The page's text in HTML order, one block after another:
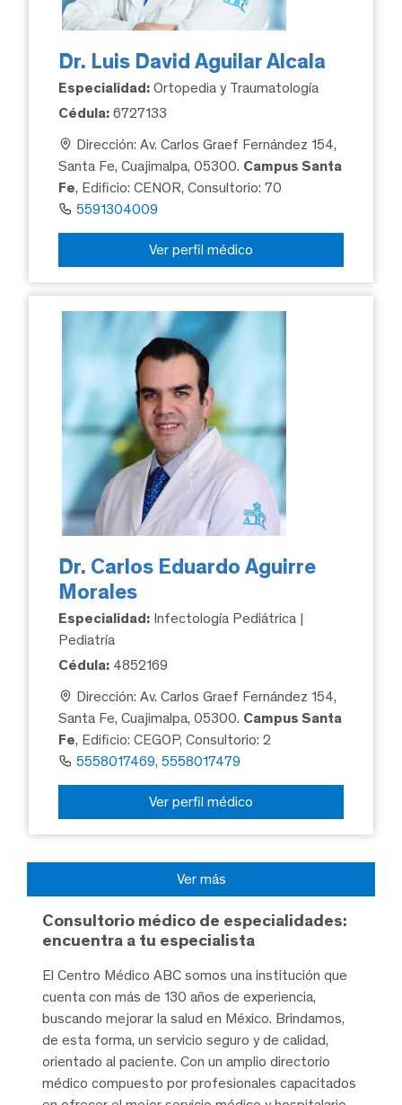
Dr. Luis David Aguilar Alcala
Especialidad: Ortopedia y Traumatología
Cédula: 6727133
Dirección: Av. Carlos Graef Fernández 154,
Santa Fe, Cuajimalpa, 05300. Campus Santa
Fe, Edificio: CENOR, Consultorio: 70
5591304009
Ver perfil médico
Dr. Carlos Eduardo Aguirre
Morales
Especialidad: Infectología Pediátrica |
Pediatría
Cédula: 4852169
Dirección: Av. Carlos Graef Fernández 154,
Santa Fe, Cuajimalpa, 05300. Campus Santa
Fe, Edificio: CEGOP, Consultorio: 2
5558017469, 5558017479
Ver perfil médico
Ver más
Consultorio médico de especialidades:
encuentra a tu especialista
El Centro Médico ABC somos una institución que
cuenta con más de 130 años de experiencia,
buscando mejorar la salud en México. Brindamos,
de esta forma, un servicio seguro y de calidad,
orientado al paciente. Con un amplio directorio
médico compuesto por profesionales capacitados